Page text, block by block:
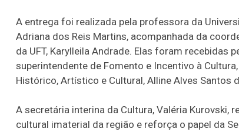
A entrega foi realizada pela professora da
Adriana dos Reis Martins, acompanhada da
da UFT, Karylleila Andrade. Elas foram recebidas
superintendente de Fomento e Incentivo à
Histórico, Artístico e Cultural, Alline Alves Santos
A secretária interina da Cultura, Valéria
cultural imaterial da região e reforça o papel da